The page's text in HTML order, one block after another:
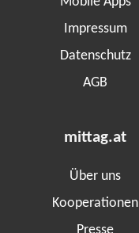
Impressum
Datenschutz
AGB
mittag.at
Über uns
Kooperationen
Presse